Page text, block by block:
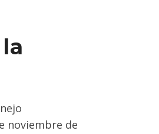
noviembre de